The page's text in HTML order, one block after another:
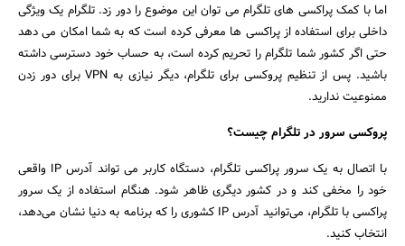
اما با کمک پراکسی های تلگرام می توان این موضوع را دور زد. تلگرام یک ویژگی
داخلی برای استفاده از پراکسی ها معرفی کرده است که به شما امکان می دهد
حتی اگر کشور شما تلگرام را تحریم کرده است، به حساب خود دسترسی داشته
باشید. پس از تنظیم پروکسی برای تلگرام، دیگر نیازی به VPN برای دور زدن
ممنوعیت ندارید.
پروکسی سرور در تلگرام چیست؟
با اتصال به یک سرور پراکسی تلگرام، دستگاه کاربر می تواند آدرس IP واقعی
خود را مخفی کند و در کشور دیگری ظاهر شود. هنگام استفاده از یک سرور
پراکسی با تلگرام، می‌توانید آدرس IP کشوری را که برنامه به دنیا نشان می‌دهد،
انتخاب کنید.